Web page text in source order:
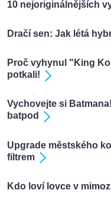
10 nejoriginálnějších
Dračí sen: Jak létá
Proč vyhynul "King
potkali!
Vychovejte si
batpod
Upgrade městského
filtrem
Kdo loví lovce v